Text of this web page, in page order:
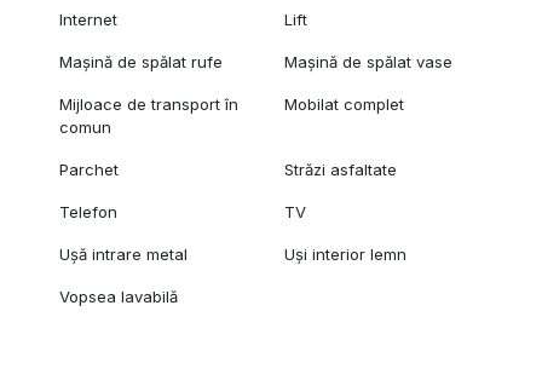
Internet Lift
Mașină de spălat rufe Mașină de spălat vase
Mijloace de transport în
comun
Mobilat complet
Parchet Străzi asfaltate
Telefon TV
Ușă intrare metal Uși interior lemn
Vopsea lavabilă